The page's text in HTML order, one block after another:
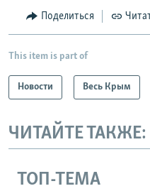
Поделиться
This item is part of
Новости Весь Крым
ЧИТАЙТЕ ТАКЖЕ:
ТОП-ТЕМА